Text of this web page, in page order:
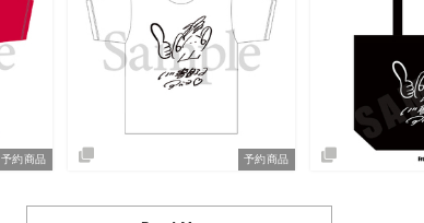
予約商品 予約商品